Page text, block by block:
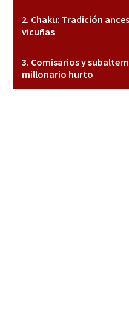
Chaku: Tradición
vicuñas
Comisarios y
millonario hurto